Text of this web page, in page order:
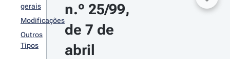
gerais
Modificações
Outros
Tipos
n.º 25/99,
de 7 de
abril